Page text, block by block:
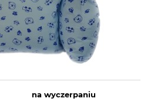
na wyczerpaniu